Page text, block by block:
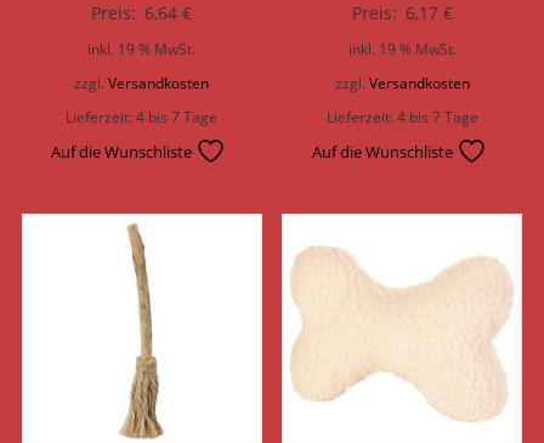
Preis: 6,64€
inkl. 19 % MwSt.
zzgl.Versandkosten
Lieferzeit:4 bis 7 Tage
Auf die Wunschliste
Preis: 6,17 €
inkl. 19 % MwSt.
zzgl. Versandkosten
Lieferzeit:4 bis 7 Tage
Auf die Wunschliste